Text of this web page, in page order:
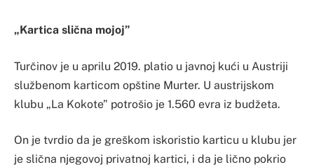
„Kartica slična mojoj”
Turčinov je u aprilu 2019. platio u javnoj kući u Austriji
službenom karticom opštine Murter. U austrijskom
klubu „La Kokote” potrošio je 1.560 evra iz budžeta.
On je tvrdio da je greškom iskoristio karticu u klubu jer
je slična njegovoj privatnoj kartici, i da je lično pokrio